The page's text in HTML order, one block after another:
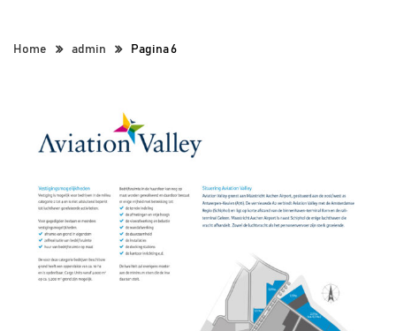
Home admin Pagina 6